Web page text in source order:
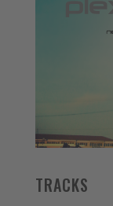
TRACKS